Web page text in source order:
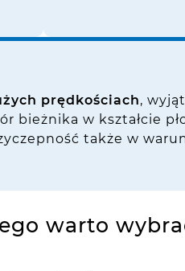
prędkościach,
bieżnika w kształcie
także w
warto